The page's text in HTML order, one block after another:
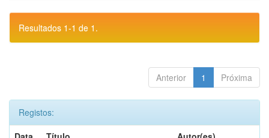
Resultados 1-1 de 1.
Anterior 1 Próxima
Registos: